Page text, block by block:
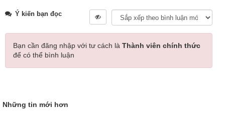
Ý kiến bạn đọc
Bạn cần đăng nhập với tư cách là Thành viên chính thức
để có thể bình luận
Những tin mới hơn